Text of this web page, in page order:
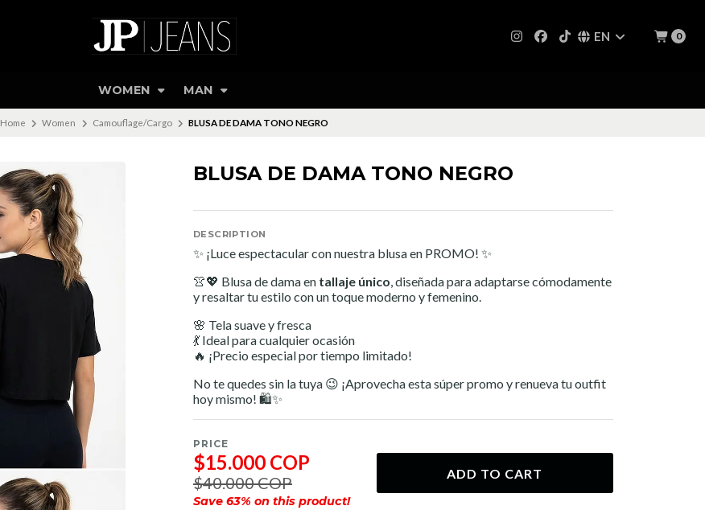
EN 0
WOMEN MAN
Home Women Camouflage/Cargo BLUSA DE DAMA TONO NEGRO
BLUSA DE DAMA TONO NEGRO
DESCRIPTION
✨ ¡Luce espectacular con nuestra blusa en PROMO! ✨
👚💖 Blusa de dama en tallaje único, diseñada para adaptarse cómodamente
y resaltar tu estilo con un toque moderno y femenino.
🌸 Tela suave y fresca
💃 Ideal para cualquier ocasión
🔥 ¡Precio especial por tiempo limitado!
No te quedes sin la tuya 😉 ¡Aprovecha esta súper promo y renueva tu outfit
hoy mismo! 🛍️✨
PRICE
$15.000 COP
$40.000 COP
Save 63% on this product!
ADD TO CART